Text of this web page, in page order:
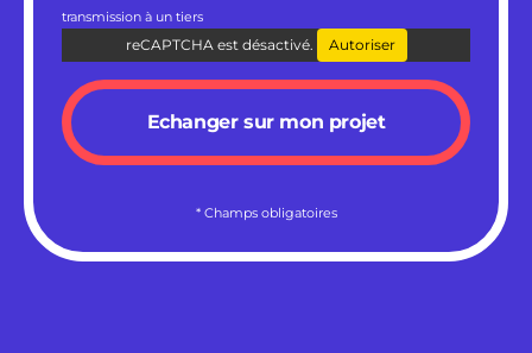
transmission à un tiers
reCAPTCHA est désactivé. Autoriser
Echanger sur mon projet
* Champs obligatoires